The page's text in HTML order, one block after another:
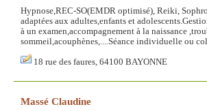
Hypnose,REC-SO(EMDR optimisé), Reiki,
adaptées aux adultes,enfants et
à un examen,accompagnement à la naissance
sommeil,acouphènes,....Séance individuelle ou
18 rue des faures, 64100 BAYONNE
Massé Claudine